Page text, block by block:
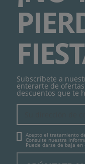
Subscríbete a
enterarte de
descuentos que te
Acepto el tratamiento
Consulte nuestra
Puede darse de baja